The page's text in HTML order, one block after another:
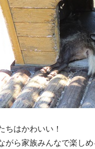
ちはかわいい！
がら家族みんなで楽し